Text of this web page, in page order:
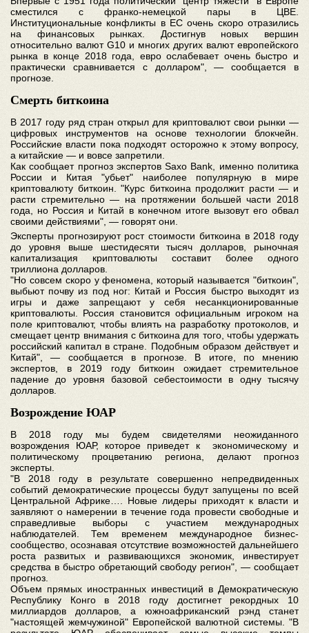
сместился с франко-немецкой пары в ЦВЕ.
Институциональные конфликты в ЕС очень скоро отразились
на финансовых рынках. Достигнув новых вершин
относительно валют G10 и многих других валют европейского
рынка в конце 2018 года, евро ослабевает очень быстро и
практически сравнивается с долларом", — сообщается в
прогнозе.
Смерть биткоина
В 2017 году ряд стран открыл для криптовалют свои рынки —
цифровых инструментов на основе технологии блокчейн.
Российские власти пока подходят осторожно к этому вопросу,
а китайские — и вовсе запретили.
Как сообщает прогноз экспертов Saxo Bank, именно политика
России и Китая "убьет" наиболее популярную в мире
криптовалюту биткоин. "Курс биткоина продолжит расти — и
расти стремительно — на протяжении большей части 2018
года, но Россия и Китай в конечном итоге вызовут его обвал
своими действиями", — говорят они.
Эксперты прогнозируют рост стоимости биткоина в 2018 году
до уровня выше шестидесяти тысяч долларов, рыночная
капитализация криптовалюты составит более одного
триллиона долларов.
"Но совсем скоро у феномена, который называется "биткоин",
выбьют почву из под ног: Китай и Россия быстро выходят из
игры и даже запрещают у себя несанкционированные
криптовалюты. Россия становится официальным игроком на
поле криптовалют, чтобы влиять на разработку протоколов, и
смещает центр внимания с биткоина для того, чтобы удержать
российский капитал в стране. Подобным образом действует и
Китай", — сообщается в прогнозе. В итоге, по мнению
экспертов, в 2019 году биткоин ожидает стремительное
падение до уровня базовой себестоимости в одну тысячу
долларов.
Возрождение ЮАР
В 2018 году мы будем свидетелями неожиданного
возрождения ЮАР, которое приведет к экономическому и
политическому процветанию региона, делают прогноз
эксперты.
"В 2018 году в результате совершенно непредвиденных
событий демократические процессы будут запущены по всей
Центральной Африке…. Новые лидеры приходят к власти и
заявляют о намерении в течение года провести свободные и
справедливые выборы с участием международных
наблюдателей. Тем временем международное бизнес-
сообщество, осознавая отсутствие возможностей дальнейшего
роста развитых и развивающихся экономик, инвестирует
средства в быстро обретающий свободу регион", — сообщает
прогноз.
Объем прямых иностранных инвестиций в Демократическую
Республику Конго в 2018 году достигнет рекордных 10
миллиардов долларов, а южноафриканский рэнд станет
"настоящей жемчужиной" Европейской валютной системы. "В